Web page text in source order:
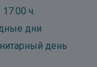
ч.
дни
день